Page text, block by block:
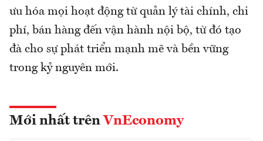
ưu hóa mọi hoạt động từ quản lý tài chính, chi
phí, bán hàng đến vận hành nội bộ, từ đó tạo
đà cho sự phát triển mạnh mẽ và bền vững
trong kỷ nguyên mới.
Mới nhất trên VnEconomy